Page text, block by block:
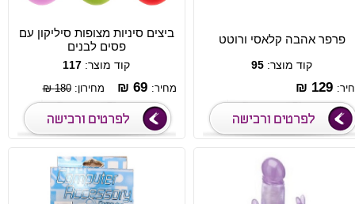
פרפר אהבה קלאסי ורוטט
קוד מוצר: 95
129 ₪
ביצים סיניות מצופות סיליקון עם
פסים לבנים
קוד מוצר: 117
מחיר: 69 ₪ מחירון:180 ₪